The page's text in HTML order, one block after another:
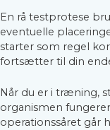
En rå testprotese
eventuelle
starter som regel
fortsætter til din
Når du er i træning,
organismen
operationssåret går